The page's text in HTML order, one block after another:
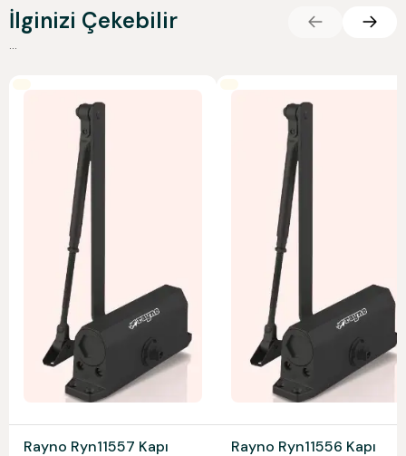
İlginizi Çekebilir
...
Rayno Ryn11557 Kapı
Rayno Ryn11556 Kapı